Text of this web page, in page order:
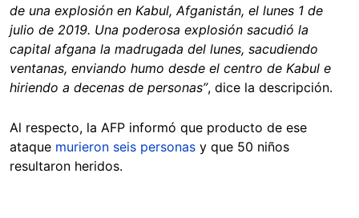
de una explosión en Kabul, Afganistán, el lunes 1 de
julio de 2019. Una poderosa explosión sacudió la
capital afgana la madrugada del lunes, sacudiendo
ventanas, enviando humo desde el centro de Kabul e
hiriendo a decenas de personas”, dice la descripción.
Al respecto, la AFP informó que producto de ese
ataque murieron seis personas y que 50 niños
resultaron heridos.